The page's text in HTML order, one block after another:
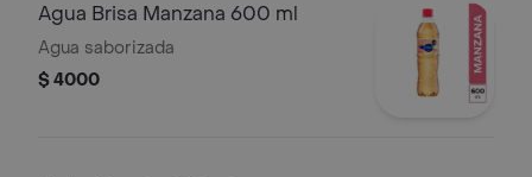
Agua Brisa Manzana 600 ml
Agua saborizada
$ 4000